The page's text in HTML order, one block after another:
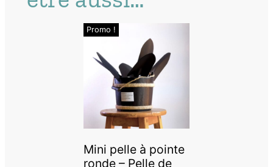
Promo !
Mini pelle à pointe
ronde – Pelle de